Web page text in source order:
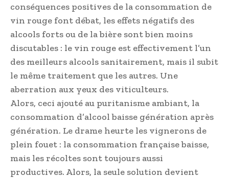
conséquences positives de la consommation de
vin rouge font débat, les effets négatifs des
alcools forts ou de la bière sont bien moins
discutables : le vin rouge est effectivement l’un
des meilleurs alcools sanitairement, mais il subit
le même traitement que les autres. Une
aberration aux yeux des viticulteurs.
Alors, ceci ajouté au puritanisme ambiant, la
consommation d’alcool baisse génération après
génération. Le drame heurte les vignerons de
plein fouet : la consommation française baisse,
mais les récoltes sont toujours aussi
productives. Alors, la seule solution devient